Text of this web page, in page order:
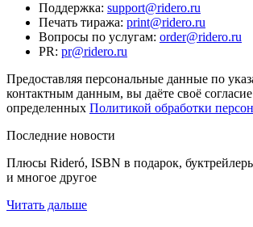
Поддержка: support@ridero.ru
Печать тиража: print@ridero.ru
Вопросы по услугам: order@ridero.ru
PR: pr@ridero.ru
Предоставляя персональные данные по
контактным данным, вы даёте своё
определенных Политикой обработки
Последние новости
Плюсы Rideró, ISBN в подарок,
и многое другое
Читать дальше